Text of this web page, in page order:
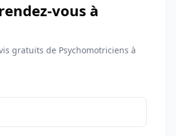
vous à
gratuits de Psychomotriciens à